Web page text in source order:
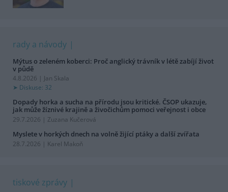
rady a návody
Mýtus o zeleném koberci: Proč anglický trávník v létě zabíjí život
v půdě
4.8.2026 | Jan Skala
Diskuse: 32
Dopady horka a sucha na přírodu jsou kritické. ČSOP ukazuje,
jak může žíznivé krajině a živočichům pomoci veřejnost i obce
29.7.2026 | Zuzana Kučerová
Myslete v horkých dnech na volně žijící ptáky a další zvířata
28.7.2026 | Karel Makoň
tiskové zprávy